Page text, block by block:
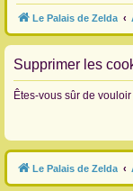
Le Palais de Zelda
Supprimer les
Êtes-vous sûr de
Le Palais de Zelda